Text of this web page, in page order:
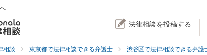
法律相談を投稿する
相談 東京都で法律相談できる弁護士 渋谷区で法律相談できる弁護